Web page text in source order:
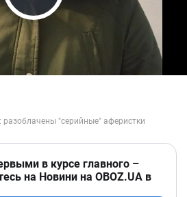
Play Video
в курсе главного –
на Новини на OBOZ.UA в